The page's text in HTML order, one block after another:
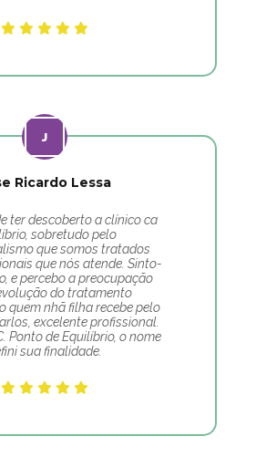
Ricardo Lessa
ter descoberto a clínico ca
sobretudo pelo
que somos tratados
que nós atende. Sinto-
e percebo a preocupação
do tratamento
quem nhã filha recebe pelo
excelente profissional.
Ponto de Equilíbrio, o nome
sua finalidade.